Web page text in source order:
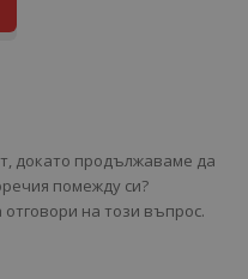
докато продължаваме да
помежду си?
на този въпрос.